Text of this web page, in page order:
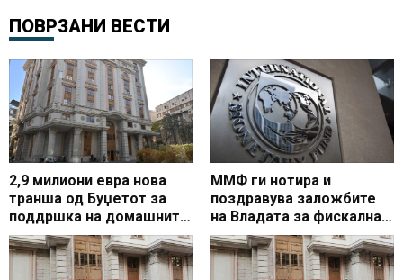
ПОВРЗАНИ ВЕСТИ
2,9 милиони евра нова
транша од Буџетот за
поддршка на домашните
компании, досега
пласирани над 227
милиони евра
ММФ ги нотира и
поздравува заложбите
на Владата за фискална
консолидација